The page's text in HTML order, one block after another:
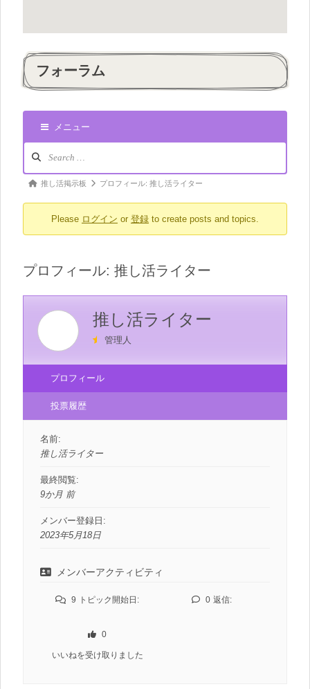
フォーラム
メニュー
ゲ
シ
ン:
パ
ン
ず
ビ:
推し活掲示板 プロフィール: 推し活ライター
Please ログイン or 登録 to create posts and topics.
プロフィール: 推し活ライター
推し活ライター
管理人
プロフィール
投票履歴
名前:
推し活ライター
最終閲覧:
9か月 前
メンバー登録日:
2023年5月18日
メンバーアクティビティ
9 トピック開始日: 0 返信:
0
いいねを受け取りました